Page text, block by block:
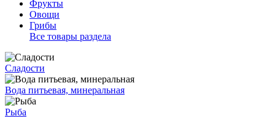
Фрукты
Овощи
Грибы
Все товары раздела
Сладости
Вода питьевая, минеральная
Рыба